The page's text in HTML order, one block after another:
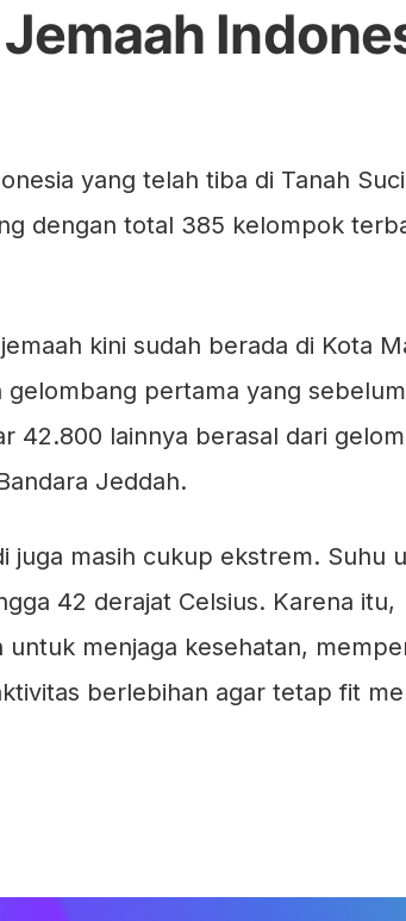
yang telah tiba di Tanah
dengan total 385 kelompok
kini sudah berada di Kota
pertama yang
42.800 lainnya berasal dari
Jeddah.
juga masih cukup ekstrem. Suhu
42 derajat Celsius. Karena itu,
menjaga kesehatan,
berlebihan agar tetap fit